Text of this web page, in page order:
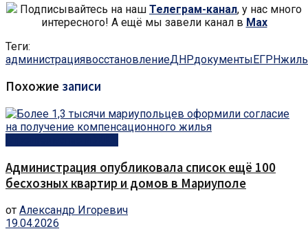
Подписывайтесь на наш Телеграм-канал, у нас много
интересного! А ещё мы завели канал в Max
Теги:
администрациявосстановлениеДНРдокументыЕГРН
Похожие записи
Администрация опубликовала список ещё 100
бесхозных квартир и домов в Мариуполе
от Александр Игоревич
19.04.2026